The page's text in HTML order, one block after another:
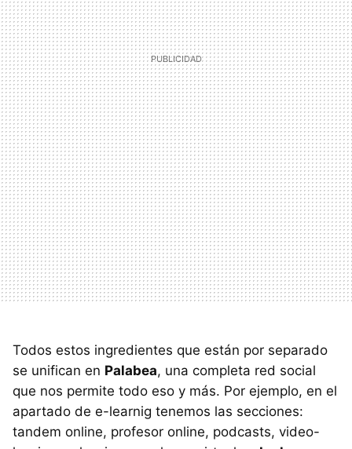
Todos estos ingredientes que están por separado
se unifican en Palabea, una completa red social
que nos permite todo eso y más. Por ejemplo, en el
apartado de e-learnig tenemos las secciones:
tandem online, profesor online, podcasts, video-